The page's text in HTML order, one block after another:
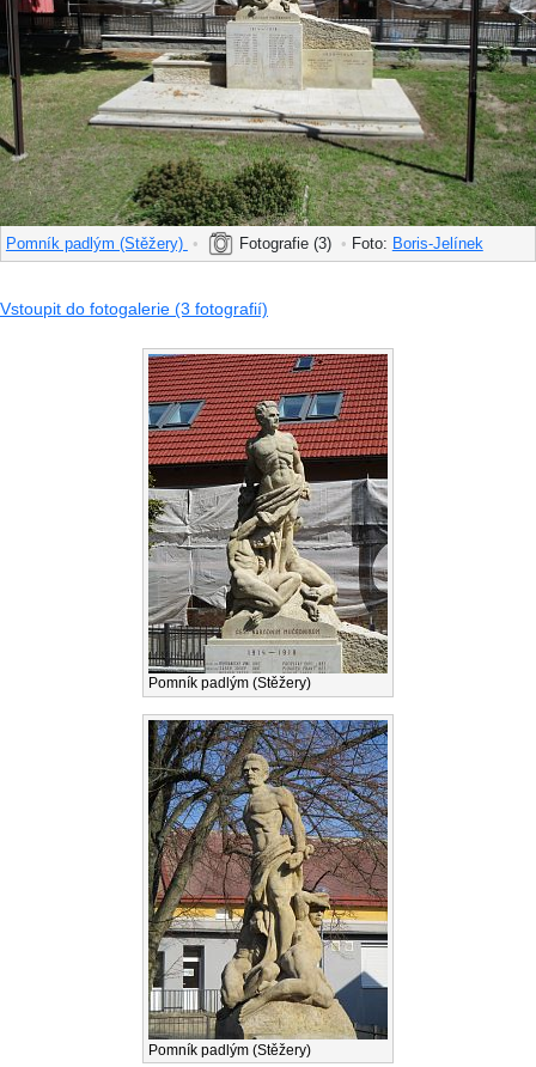
Pomník padlým (Stěžery) • Fotografie (3) • Foto: Boris-Jelínek
Vstoupit do fotogalerie (3 fotografií)
Pomník padlým (Stěžery)
Pomník padlým (Stěžery)